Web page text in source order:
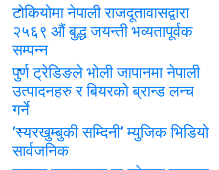
टोकियोमा नेपाली राजदूतावासद्वारा
२५६९ औं बुद्ध जयन्ती भव्यतापूर्वक
सम्पन्न
पुर्ण ट्रेडिङले भोली जापानमा नेपाली
उत्पादनहरु र बियरको ब्रान्ड लन्च
गर्ने
‘स्यरखुम्बुकी सम्दिनी’ म्युजिक भिडियो
सार्वजनिक